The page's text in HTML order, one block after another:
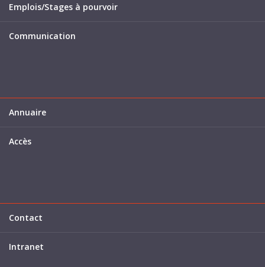
Emplois/Stages à pourvoir
Communication
Annuaire
Accès
Contact
Intranet